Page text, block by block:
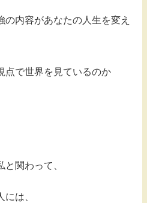
の内容があなたの人生を変え
点で世界を見ているのか
関わって、
は、